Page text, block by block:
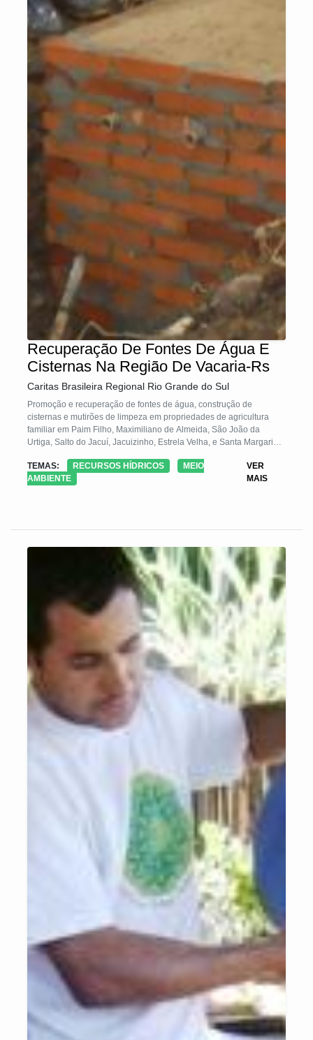
Recuperação De Fontes De Água E
Cisternas Na Região De Vacaria-Rs
Caritas Brasileira Regional Rio Grande do Sul
Promoção e recuperação de fontes de água, construção de
cisternas e mutirões de limpeza em propriedades de agricultura
familiar em Paim Filho, Maximiliano de Almeida, São João da
Urtiga, Salto do Jacuí, Jacuizinho, Estrela Velha, e Santa Margarida
TEMAS:
RECURSOS HÍDRICOS
MEIO
AMBIENTE
VER
MAIS